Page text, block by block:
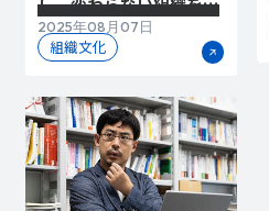
かす越境・共創の「場」
とは
2025年08月07日
組織文化